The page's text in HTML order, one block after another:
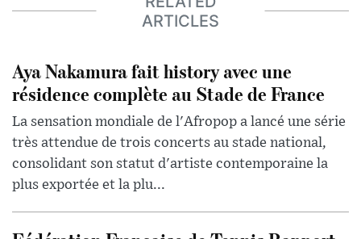
ARTICLES
Aya Nakamura fait history avec une
résidence complète au Stade de France
La sensation mondiale de l'Afropop a lancé une série
très attendue de trois concerts au stade national,
consolidant son statut d'artiste contemporaine la
plus exportée et la plu...